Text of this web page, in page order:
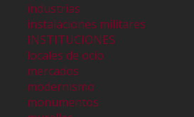
industrias
instalaciones militares
INSTITUCIONES
locales de ocio
mercados
modernismo
monumentos